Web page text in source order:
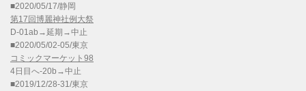
■2020/05/17/静岡
第17回博麗神社例大祭
D-01ab→延期→中止
■2020/05/02-05/東京
コミックマーケット98
4日目へ-20b→中止
■2019/12/28-31/東京